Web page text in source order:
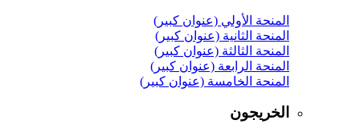
المنحة الأولي (عنوان كبير)
المنحة الثانية (عنوان كبير)
المنحة الثالثة (عنوان كبير)
المنحة الرابعة (عنوان كبير)
المنحة الخامسة (عنوان كبير)
الخريجون